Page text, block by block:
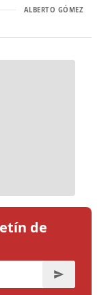
ALBERTO GÓMEZ
de